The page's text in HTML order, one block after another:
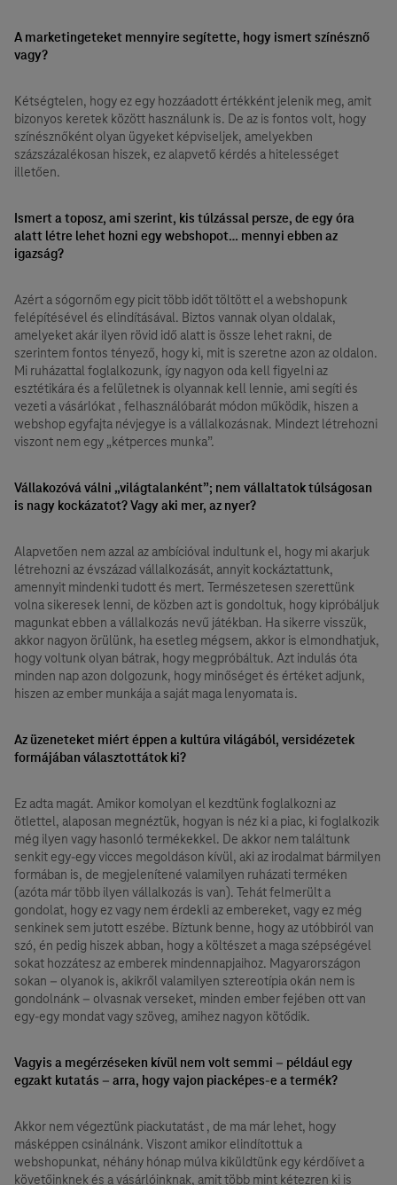
A marketingeteket mennyire segítette, hogy ismert színésznő
vagy?
Kétségtelen, hogy ez egy hozzáadott értékként jelenik meg, amit
bizonyos keretek között használunk is. De az is fontos volt, hogy
színésznőként olyan ügyeket képviseljek, amelyekben
százszázalékosan hiszek, ez alapvető kérdés a hitelességet
illetően.
Ismert a toposz, ami szerint, kis túlzással persze, de egy óra
alatt létre lehet hozni egy webshopot… mennyi ebben az
igazság?
Azért a sógornőm egy picit több időt töltött el a webshopunk
felépítésével és elindításával. Biztos vannak olyan oldalak,
amelyeket akár ilyen rövid idő alatt is össze lehet rakni, de
szerintem fontos tényező, hogy ki, mit is szeretne azon az oldalon.
Mi ruházattal foglalkozunk, így nagyon oda kell figyelni az
esztétikára és a felületnek is olyannak kell lennie, ami segíti és
vezeti a vásárlókat , felhasználóbarát módon működik, hiszen a
webshop egyfajta névjegye is a vállalkozásnak. Mindezt létrehozni
viszont nem egy „kétperces munka”.
Vállakozóvá válni „világtalanként”; nem vállaltatok túlságosan
is nagy kockázatot? Vagy aki mer, az nyer?
Alapvetően nem azzal az ambícióval indultunk el, hogy mi akarjuk
létrehozni az évszázad vállalkozását, annyit kockáztattunk,
amennyit mindenki tudott és mert. Természetesen szerettünk
volna sikeresek lenni, de közben azt is gondoltuk, hogy kipróbáljuk
magunkat ebben a vállalkozás nevű játékban. Ha sikerre visszük,
akkor nagyon örülünk, ha esetleg mégsem, akkor is elmondhatjuk,
hogy voltunk olyan bátrak, hogy megpróbáltuk. Azt indulás óta
minden nap azon dolgozunk, hogy minőséget és értéket adjunk,
hiszen az ember munkája a saját maga lenyomata is.
Az üzeneteket miért éppen a kultúra világából, versidézetek
formájában választottátok ki?
Ez adta magát. Amikor komolyan el kezdtünk foglalkozni az
ötlettel, alaposan megnéztük, hogyan is néz ki a piac, ki foglalkozik
még ilyen vagy hasonló termékekkel. De akkor nem találtunk
senkit egy-egy vicces megoldáson kívül, aki az irodalmat bármilyen
formában is, de megjelenítené valamilyen ruházati terméken
(azóta már több ilyen vállalkozás is van). Tehát felmerült a
gondolat, hogy ez vagy nem érdekli az embereket, vagy ez még
senkinek sem jutott eszébe. Bíztunk benne, hogy az utóbbiról van
szó, én pedig hiszek abban, hogy a költészet a maga szépségével
sokat hozzátesz az emberek mindennapjaihoz. Magyarországon
sokan – olyanok is, akikről valamilyen sztereotípia okán nem is
gondolnánk – olvasnak verseket, minden ember fejében ott van
egy-egy mondat vagy szöveg, amihez nagyon kötődik.
Vagyis a megérzéseken kívül nem volt semmi – például egy
egzakt kutatás – arra, hogy vajon piacképes-e a termék?
Akkor nem végeztünk piackutatást , de ma már lehet, hogy
másképpen csinálnánk. Viszont amikor elindítottuk a
webshopunkat, néhány hónap múlva kiküldtünk egy kérdőívet a
követőinknek és a vásárlóinknak, amit több mint kétezren ki is